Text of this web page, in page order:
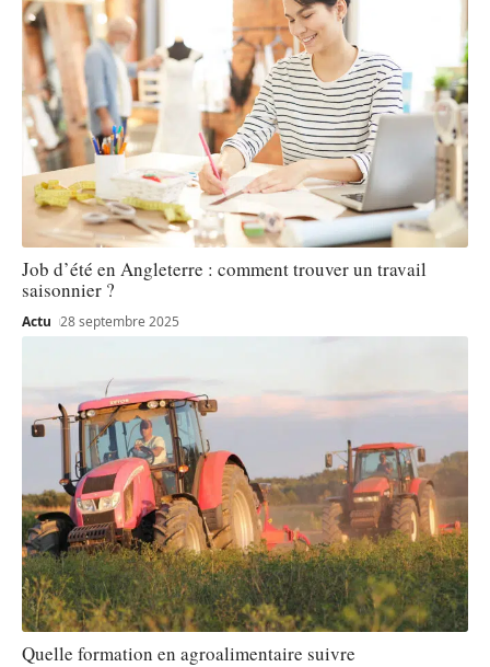
Job d’été en Angleterre : comment trouver un travail
saisonnier ?
Actu 28 septembre 2025
Quelle formation en agroalimentaire suivre